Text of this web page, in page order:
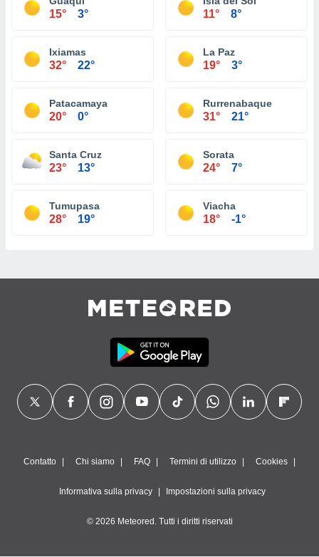
15° 3° 11° 8°
Ixiamas
32° 22°
La Paz
19° 3°
Patacamaya
20° 0°
Rurrenabaque
31° 21°
Santa Cruz
23° 13°
Sorata
24° 7°
Tumupasa
28° 19°
Viacha
18° -1°
Contatto Chi siamo FAQ Termini di utilizzo Cookies
Informativa sulla privacy Impostazioni sulla privacy
© 2026 Meteored. Tutti i diritti riservati